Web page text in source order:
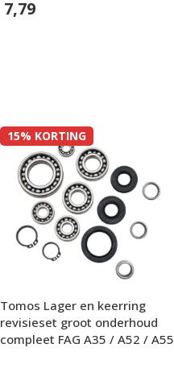
7,79
15% KORTING
Tomos Lager en keerring
revisieset groot onderhoud
compleet FAG A35 / A52 / A55